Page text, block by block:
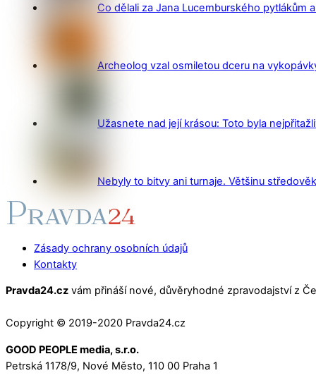
Co dělali za Jana Lucemburského pytlákům
Archeolog vzal osmiletou dceru na
Užasnete nad její krásou: Toto byla
Nebyly to bitvy ani turnaje. Většinu
Zásady ochrany osobních údajů
Kontakty
Pravda24.cz vám přináší nové, důvěryhodné zpravodajství z
Copyright © 2019-2020 Pravda24.cz
GOOD PEOPLE media, s.r.o.
Petrská 1178/9, Nové Město, 110 00 Praha 1